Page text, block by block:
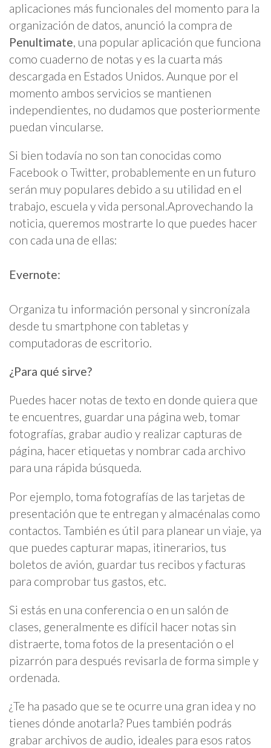
aplicaciones más funcionales del momento para la
organización de datos, anunció la compra de
Penultimate , una popular aplicación que funciona
como cuaderno de notas y es la cuarta más
descargada en Estados Unidos. Aunque por el
momento ambos servicios se mantienen
independientes, no dudamos que posteriormente
puedan vincularse.
Si bien todavía no son tan conocidas como
Facebook o Twitter, probablemente en un futuro
serán muy populares debido a su utilidad en el
trabajo, escuela y vida personal.Aprovechando la
noticia, queremos mostrarte lo que puedes hacer
con cada una de ellas:
Evernote:
Organiza tu información personal y sincronízala
desde tu smartphone con tabletas y
computadoras de escritorio.
¿Para qué sirve?
Puedes hacer notas de texto en donde quiera que
te encuentres, guardar una página web, tomar
fotografías, grabar audio y realizar capturas de
página, hacer etiquetas y nombrar cada archivo
para una rápida búsqueda.
Por ejemplo, toma fotografías de las tarjetas de
presentación que te entregan y almacénalas como
contactos. También es útil para planear un viaje, ya
que puedes capturar mapas, itinerarios, tus
boletos de avión, guardar tus recibos y facturas
para comprobar tus gastos, etc.
Si estás en una conferencia o en un salón de
clases, generalmente es difícil hacer notas sin
distraerte, toma fotos de la presentación o el
pizarrón para después revisarla de forma simple y
ordenada.
¿Te ha pasado que se te ocurre una gran idea y no
tienes dónde anotarla? Pues también podrás
grabar archivos de audio, ideales para esos ratos